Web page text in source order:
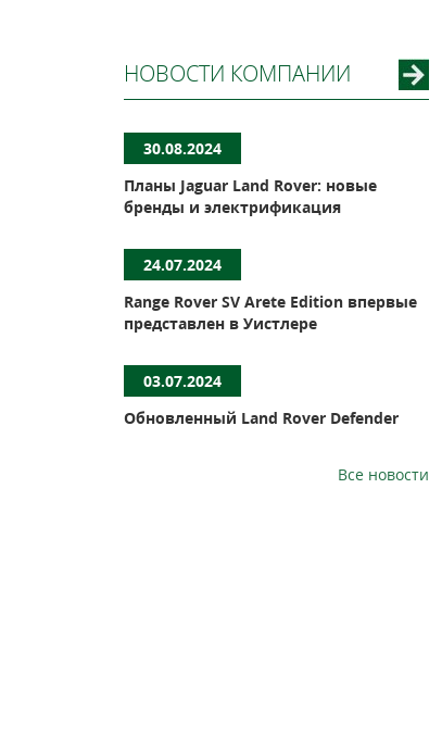
НОВОСТИ КОМПАНИИ
30.08.2024
Планы Jaguar Land Rover: новые
бренды и электрификация
24.07.2024
Range Rover SV Arete Edition впервые
представлен в Уистлере
03.07.2024
Обновленный Land Rover Defender
Все новости